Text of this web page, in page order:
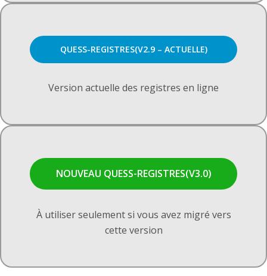
QUESS-REGISTRES(V2.9 – ACTUELLE)
Version actuelle des registres en ligne
NOUVEAU QUESS-REGISTRES(V3.0)
À utiliser seulement si vous avez migré vers
cette version